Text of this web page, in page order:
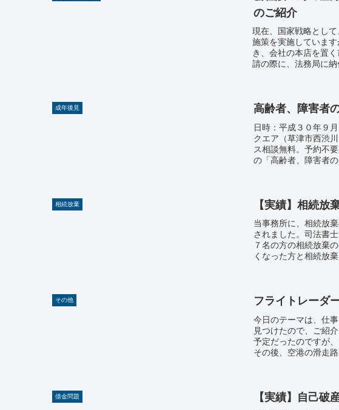
のご紹介
現在、国家戦略とし
施策を実施していま
き、会社の本店を置
請の際に、法務局に納
成年後見 高齢者、障害者
日時：平成３０年９
クエア（草津市西渋
ス相談無料。予約不
の「高齢者、障害者
相続放棄 【実績】相続放
当事務所に、相続放
されました。司法書
７名の方の相続放棄
くなった方と相続放
その他 フライトレーダ
今日のテーマは、仕
見つけたので、ご紹
予定だったのですが
その後、空港の滑走
借金問題 【実績】自己破